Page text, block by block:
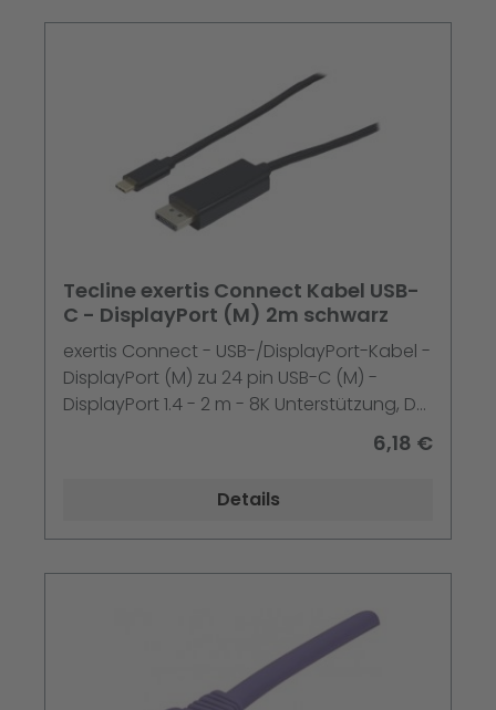
Tecline exertis Connect Kabel USB-
C - DisplayPort (M) 2m schwarz
exertis Connect - USB-/DisplayPort-Kabel -
DisplayPort (M) zu 24 pin USB-C (M) -
DisplayPort 1.4 - 2 m - 8K Unterstützung, DP
6,18 €
Details